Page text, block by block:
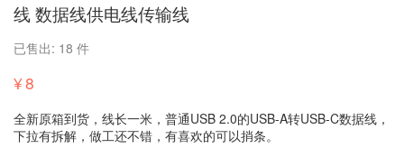
线 数据线供电线传输线
已售出: 18 件
¥8
全新原箱到货，线长一米，普通USB 2.0的USB-A转USB-C数据线，
下拉有拆解，做工还不错，有喜欢的可以捎条。